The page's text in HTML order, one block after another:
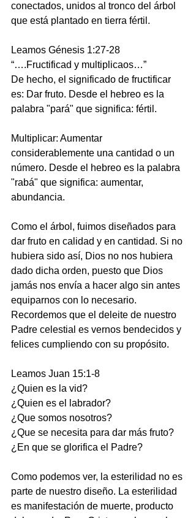
conectados, unidos al tronco del árbol
que está plantado en tierra fértil.
Leamos Génesis 1:27-28
“….Fructificad y multiplicaos…”
De hecho, el significado de fructificar
es: Dar fruto. Desde el hebreo es la
palabra "pará" que significa: fértil.
Multiplicar: Aumentar
considerablemente una cantidad o un
número. Desde el hebreo es la palabra
"rabá" que significa: aumentar,
abundancia.
Como el árbol, fuimos diseñados para
dar fruto en calidad y en cantidad. Si no
hubiera sido así, Dios no nos hubiera
dado dicha orden, puesto que Dios
jamás nos envía a hacer algo sin antes
equiparnos con lo necesario.
Recordemos que el deleite de nuestro
Padre celestial es vernos bendecidos y
felices cumpliendo con su propósito.
Leamos Juan 15:1-8
¿Quien es la vid?
¿Quien es el labrador?
¿Que somos nosotros?
¿Que se necesita para dar más fruto?
¿En que se glorifica el Padre?
Como podemos ver, la esterilidad no es
parte de nuestro diseño. La esterilidad
es manifestación de muerte, producto